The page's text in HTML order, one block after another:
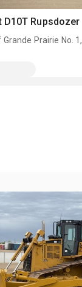
D10T Rupsdozer
Prairie No. 1,